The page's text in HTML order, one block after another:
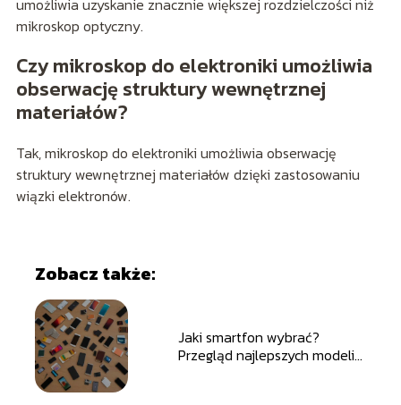
mikroskop optyczny.
Czy mikroskop do elektroniki umożliwia
obserwację struktury wewnętrznej
materiałów?
Tak, mikroskop do elektroniki umożliwia obserwację
struktury wewnętrznej materiałów dzięki zastosowaniu
wiązki elektronów.
Zobacz także:
Jaki smartfon wybrać?
Przegląd najlepszych modeli